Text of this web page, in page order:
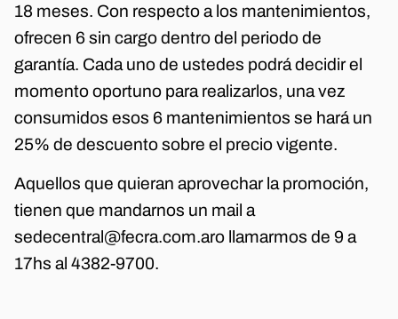
18 meses. Con respecto a los mantenimientos,
ofrecen 6 sin cargo dentro del periodo de
garantía. Cada uno de ustedes podrá decidir el
momento oportuno para realizarlos, una vez
consumidos esos 6 mantenimientos se hará un
25% de descuento sobre el precio vigente.
Aquellos que quieran aprovechar la promoción,
tienen que mandarnos un mail a
sedecentral@fecra.com.aro llamarmos de 9 a
17hs al 4382-9700.